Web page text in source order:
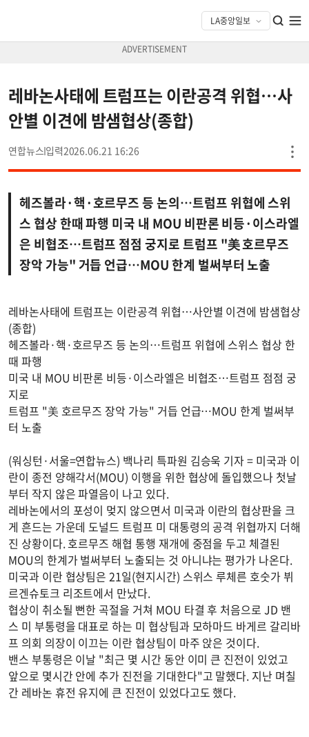
레바논사태에 트럼프는 이란공격 위협…사
안별 이견에 밤샘협상(종합)
연합뉴스 2026.06.21 16:26
헤즈볼라·핵·호르무즈 등 논의…트럼프 위협에 스위
스 협상 한때 파행 미국 내 MOU 비판론 비등·이스라엘
은 비협조…트럼프 점점 궁지로 트럼프 "美 호르무즈
장악 가능" 거듭 언급…MOU 한계 벌써부터 노출
레바논사태에 트럼프는 이란공격 위협…사안별 이견에 밤샘협상
(종합)
헤즈볼라·핵·호르무즈 등 논의…트럼프 위협에 스위스 협상 한
때 파행
미국 내 MOU 비판론 비등·이스라엘은 비협조…트럼프 점점 궁
지로
트럼프 "美 호르무즈 장악 가능" 거듭 언급…MOU 한계 벌써부
터 노출
(워싱턴·서울=연합뉴스) 백나리 특파원 김승욱 기자 = 미국과 이
란이 종전 양해각서(MOU) 이행을 위한 협상에 돌입했으나 첫날
부터 작지 않은 파열음이 나고 있다.
레바논에서의 포성이 멎지 않으면서 미국과 이란의 협상판을 크
게 흔드는 가운데 도널드 트럼프 미 대통령의 공격 위협까지 더해
진 상황이다. 호르무즈 해협 통행 재개에 중점을 두고 체결된
MOU의 한계가 벌써부터 노출되는 것 아니냐는 평가가 나온다.
미국과 이란 협상팀은 21일(현지시간) 스위스 루체른 호숫가 뷔
르겐슈토크 리조트에서 만났다.
협상이 취소될 뻔한 곡절을 거쳐 MOU 타결 후 처음으로 JD 밴
스 미 부통령을 대표로 하는 미 협상팀과 모하마드 바게르 갈리바
프 의회 의장이 이끄는 이란 협상팀이 마주 앉은 것이다.
밴스 부통령은 이날 "최근 몇 시간 동안 이미 큰 진전이 있었고
앞으로 몇시간 안에 추가 진전을 기대한다"고 말했다. 지난 며칠
간 레바논 휴전 유지에 큰 진전이 있었다고도 했다.